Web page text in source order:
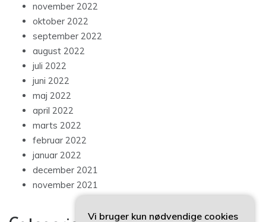
november 2022
oktober 2022
september 2022
august 2022
juli 2022
juni 2022
maj 2022
april 2022
marts 2022
februar 2022
januar 2022
december 2021
november 2021
Vi bruger kun nødvendige cookies